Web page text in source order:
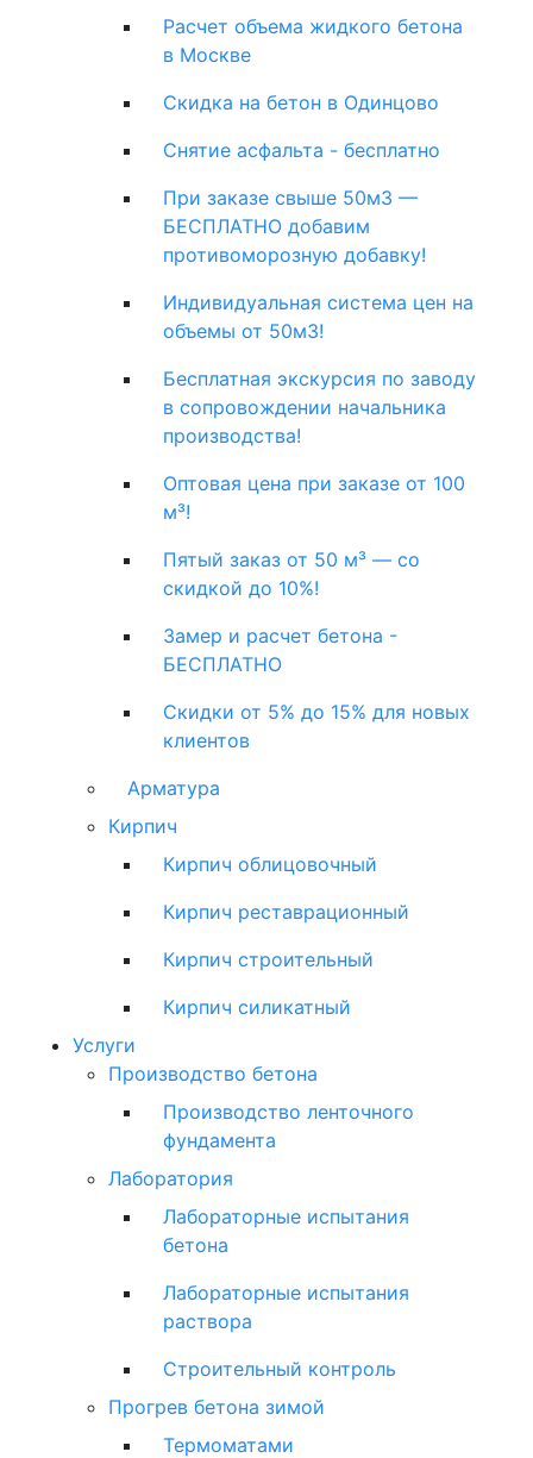
Расчет объема жидкого бетона
в Москве
Скидка на бетон в Одинцово
Снятие асфальта - бесплатно
При заказе свыше 50м3 —
БЕСПЛАТНО добавим
противоморозную добавку!
Индивидуальная система цен на
объемы от 50м3!
Бесплатная экскурсия по заводу
в сопровождении начальника
производства!
Оптовая цена при заказе от 100
м³!
Пятый заказ от 50 м³ — со
скидкой до 10%!
Замер и расчет бетона -
БЕСПЛАТНО
Скидки от 5% до 15% для новых
клиентов
Арматура
Кирпич
Кирпич облицовочный
Кирпич реставрационный
Кирпич строительный
Кирпич силикатный
Услуги
Производство бетона
Производство ленточного
фундамента
Лаборатория
Лабораторные испытания
бетона
Лабораторные испытания
раствора
Строительный контроль
Прогрев бетона зимой
Термоматами